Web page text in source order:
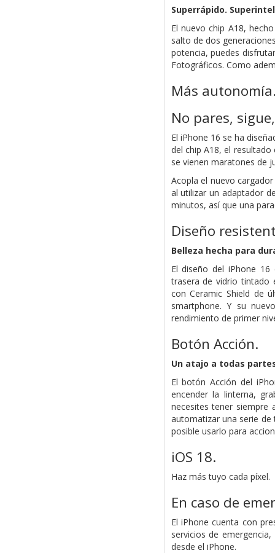
Superrápido.
El nuevo chip A18,
salto de dos
potencia, puedes
Fotográficos. Como
Más
No pares,
El iPhone 16 se ha
del chip A18, el
se vienen maratones de
Acopla el nuevo
al utilizar un adaptador
minutos, así que una
Diseño
Belleza hecha para
El diseño del iPhone
trasera de vidrio tintado
con Ceramic Shield de
smartphone. Y su
rendimiento de primer
Botón Acción.
Un atajo a todas
El botón Acción del
encender la linterna,
necesites tener siempre
automatizar una serie
posible usarlo para
iOS 18.
Haz más tuyo cada píxel.
En caso de
El iPhone cuenta con
servicios de
desde el iPhone.